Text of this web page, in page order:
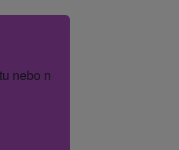
nebo název hotelu.